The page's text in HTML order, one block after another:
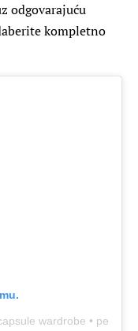
odgovarajuću
kompletno
wardrobe •